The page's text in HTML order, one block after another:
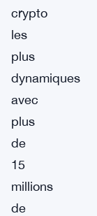
crypto
les
plus
dynamiques
avec
plus
de
15
millions
de